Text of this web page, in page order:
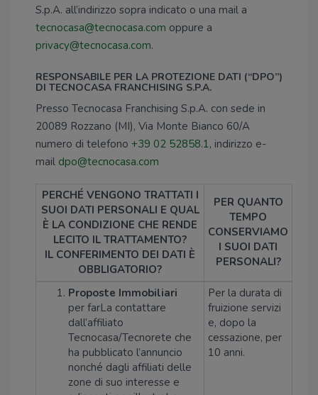
S.p.A. all’indirizzo sopra indicato o una mail a
tecnocasa@tecnocasa.com oppure a
privacy@tecnocasa.com.
RESPONSABILE PER LA PROTEZIONE DATI (“DPO”)
DI TECNOCASA FRANCHISING S.P.A.
Presso Tecnocasa Franchising S.p.A. con sede in
20089 Rozzano (MI), Via Monte Bianco 60/A
numero di telefono +39 02 52858.1, indirizzo e-
mail dpo@tecnocasa.com
PERCHÉ VENGONO TRATTATI I
SUOI DATI PERSONALI E QUAL
È LA CONDIZIONE CHE RENDE
LECITO IL TRATTAMENTO?
IL CONFERIMENTO DEI DATI È
OBBLIGATORIO?
PER QUANTO
TEMPO
CONSERVIAMO
I SUOI DATI
PERSONALI?
Proposte Immobiliari
per farLa contattare
dall’affiliato
Tecnocasa/Tecnorete che
ha pubblicato l’annuncio
nonché dagli affiliati delle
zone di suo interesse e
Per la durata di
fruizione servizi
e, dopo la
cessazione, per
10 anni.